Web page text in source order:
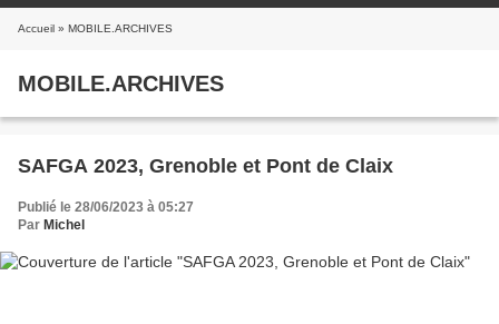
Accueil » MOBILE.ARCHIVES
MOBILE.ARCHIVES
SAFGA 2023, Grenoble et Pont de Claix
Publié le 28/06/2023 à 05:27
Par Michel